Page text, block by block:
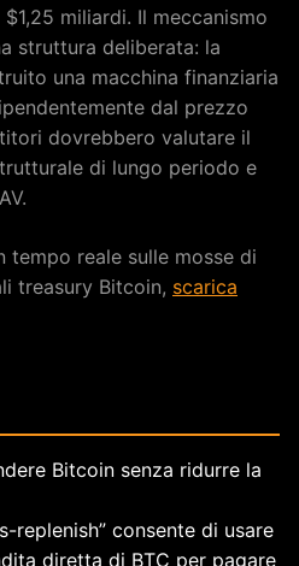
miliardi. Il meccanismo
struttura deliberata: la
una macchina finanziaria
dal prezzo
dovrebbero valutare il
di lungo periodo e
tempo reale sulle mosse di
treasury Bitcoin, scarica
Bitcoin senza ridurre la
replenish” consente di usare
diretta di BTC per pagare